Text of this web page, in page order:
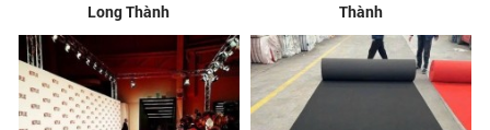
Long Thành
Thành